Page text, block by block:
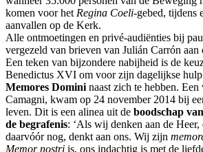
komen voor het Regina Coeli-gebed, tijdens
aanvallen op de Kerk.
Alle ontmoetingen en privé-audiënties bij
vergezeld van brieven van Julián Carrón aan
Een teken van bijzondere nabijheid is de
Benedictus XVI om voor zijn dagelijkse
Memores Domini naast zich te hebben.
Camagni, kwam op 24 november 2014 bij
leven. Dit is een alinea uit de boodschap
de begrafenis: ‘Als wij denken aan de
daarvóór nog, denkt aan ons. Wij zijn
Memor nostri is, ons indachtig is met de